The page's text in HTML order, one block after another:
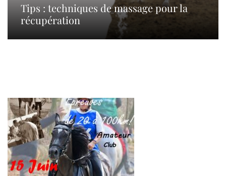
Tips : techniques de massage pour la
récupération